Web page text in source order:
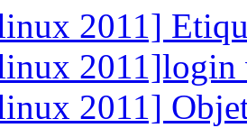
2011]
2011]